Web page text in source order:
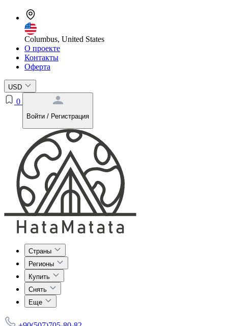
Columbus, United States
О проекте
Контакты
Оферта
USD
0
Войти / Регистрация
Страны
Регионы
Купить
Снять
Еще